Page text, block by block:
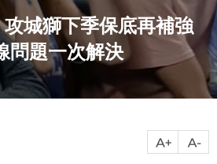
城獅下季保底再補強
問題一次解決